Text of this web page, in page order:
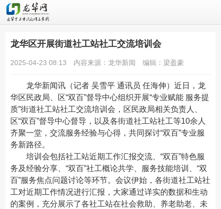
龙华区开展街道社工站社工交流培训会
2025-04-23 08:13 内容来源：龙华新闻 编辑：梁盈豪
龙华新闻讯（记者 吴雪平 通讯员 任海伸）近日，龙
华区民政局、区“双百”督导中心组织开展“专业赋能 服务提
质”街道社工站社工交流培训会，区民政局相关负责人、
区“双百”督导中心督导，以及各街道社工站社工等10余人
齐聚一堂，交流服务经验与心得，共同探讨“双百”专业服
务新路径。
培训会包括社工站近期工作汇报交流、“双百”特色服
务及经验分享、“双百”社工概论共学、服务技能培训、“双
百”服务焦点问题讨论等环节。会议伊始，各街道社工站社
工对近期工作情况进行汇报，大家通过详实的数据和生动
的案例，充分展示了各社工站在社会救助、养老助老、未